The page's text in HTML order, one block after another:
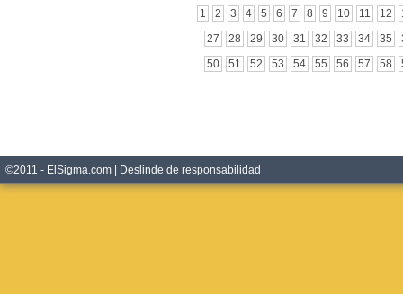
1 2 3 4 5 6 7 8 9 10 11 12
27
28 29 30 31 32 33 34 35
50
51 52 53 54 55 56 57 58
©2011 - ElSigma.com | Deslinde de responsabilidad